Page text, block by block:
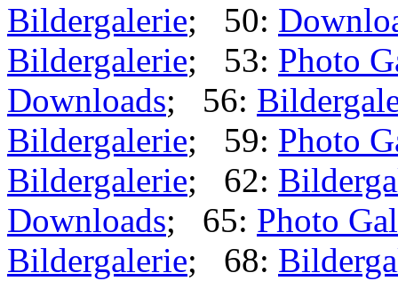
Bildergalerie; 50:
Bildergalerie; 53: Photo
Downloads; 56:
Bildergalerie; 59: Photo
Bildergalerie; 62:
Downloads; 65: Photo
Bildergalerie; 68: